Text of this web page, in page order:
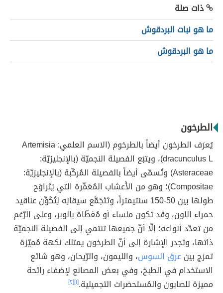
ذات صلة
ما هو نبات البردقوش
ما هو البردقوش
الطرخون
يُعرَف الطرخون أيضاً بالطرخوم (الاسم العلمي: Artemisia
dracunculus L)، ويتبَع الفصيلة النجميّة (بالإنجليزيّة:
Asteraceae) وتُسمّى أيضاً بالفصيلة المُركّبة (بالإنجليزيّة:
Compositae)؛ وهو من الأَعشاب المُعَمِّرة التي يَتَراوَح
طولها بين 50-150 سنتيمتراً، وتَتَجَمَّع سيقانِه لِتُكَوِّن عناقيد
حمراء اللون، وقد تكون ملساء أو مُغطّاة بالوبر، وعلى الرّغم
من تعدّد أنواعه؛ إلّا أنّ جميعها تنتمي إلى الفصيلة النجميّة
ذاتها، وتجدر الإشارة إلى أنّ الطرخون يمتلك نكهة مُميّزة
تمزج بينعرق السوس، والليمون، والرّيحان، وهو شائع
الاستخدام في الطبخ، وفي بعض المصانع لإضفاء رائحة
مميزة للصابون والمُستحضرات التجميلية.[١] [٢]